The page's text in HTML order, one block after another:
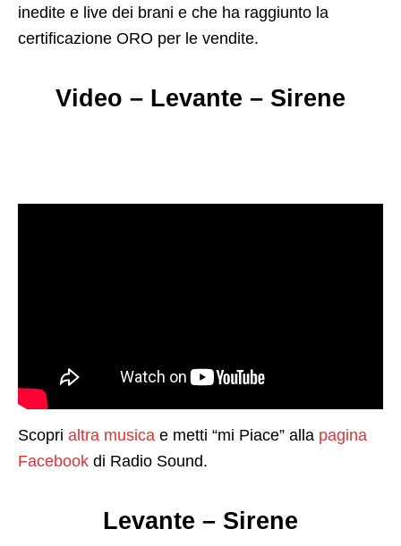
inedite e live dei brani e che ha raggiunto la
certificazione ORO per le vendite.
Video – Levante – Sirene
Scopri altra musica e metti “mi Piace” alla pagina
Facebook di Radio Sound.
Levante – Sirene